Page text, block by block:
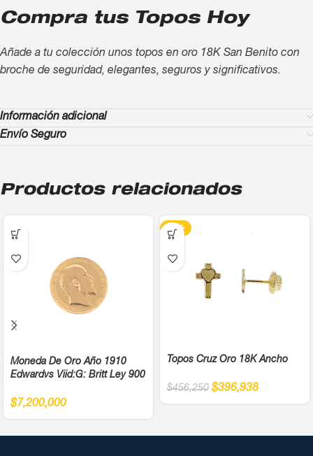
Compra tus Topos Hoy
Añade a tu colección unos topos en oro 18K San Benito con
broche de seguridad, elegantes, seguros y significativos.
Información adicional
Envío Seguro
Productos relacionados
Moneda De Oro Año 1910
Edwardvs Viid:G: Britt Ley 900
$7,200,000
-13%
Topos Cruz Oro 18K Ancho
$456,250 $396,938